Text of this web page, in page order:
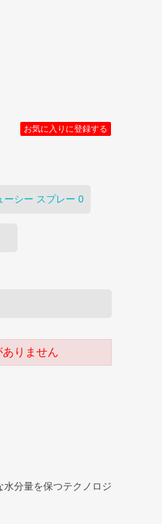
お気に入りに登録する
ーシー スプレー 0
ありません
分量を保つテクノロジ